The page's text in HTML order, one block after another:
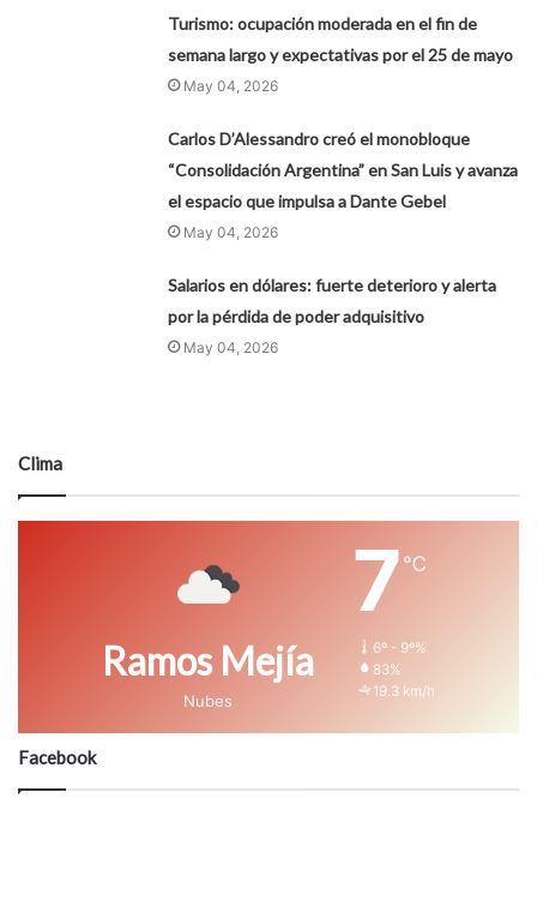
Turismo: ocupación moderada en el fin de
semana largo y expectativas por el 25 de mayo
May 04, 2026
Carlos D’Alessandro creó el monobloque
“Consolidación Argentina” en San Luis y avanza
el espacio que impulsa a Dante Gebel
May 04, 2026
Salarios en dólares: fuerte deterioro y alerta
por la pérdida de poder adquisitivo
May 04, 2026
Clima
Ramos Mejía
Nubes
7 ℃
6º - 9º%
83%
19.3 km/h
Facebook